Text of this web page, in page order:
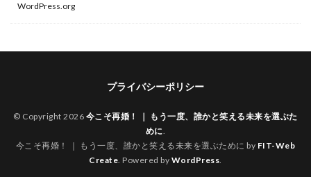
WordPress.org
プライバシーポリシー
© Copyright 2026 今こそ再婚！ ｜ もう一度、誰かと笑える未来を選ぶた
めに.
今こそ再婚！ ｜ もう一度、誰かと笑える未来を選ぶために by FIT-Web
Create. Powered by WordPress.